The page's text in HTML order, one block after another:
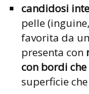
candidosi
pelle
favorita da
presenta con
con bordi
superficie